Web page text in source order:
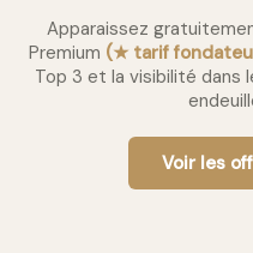
Apparaissez
Premium (★ tarif
Top 3 et la visibilité dans
Voir les